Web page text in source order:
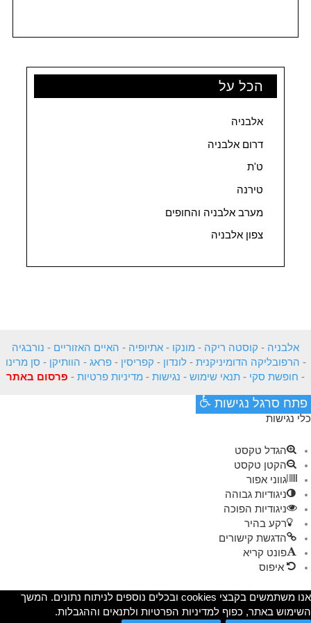
הכל על
אלבניה
דרום אלבניה
ט'ת
טירנה
מערב אלבניה והחופים
צפון אלבניה
אלבניה - קוסטה ריקה - מונקו - אתיופיה - האיים האזוריים - נורבגיה
- הרפובליקה הדומיניקנית -לונדון - קפריסין -פראג - הוותיקן - סן מרינו
- חופשת סקי - תנאי שימוש - נגישות - מדיניות פרטיות - פרסום באתר
פתח סרגל נגישות
כלי נגישות
הגדל טקסט
הקטן טקסט
גווני אפור
ניגודיות גבוהה
ניגודיות הפוכה
רקע בהיר
הדגשת קישורים
פונט קריא
איפוס
אנו משתמשים בקבצי cookies ובכלים נוספים לניתוח נתונים. המשך
השימוש באתר, כפוף למדיניות הפרטיות ולתנאים וההגבלות.